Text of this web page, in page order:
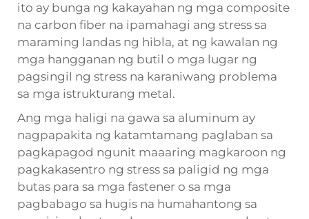
ito ay bunga ng kakayahan ng mga composite
na carbon fiber na ipamahagi ang stress sa
maraming landas ng hibla, at ng kawalan ng
mga hangganan ng butil o mga lugar ng
pagsingil ng stress na karaniwang problema
sa mga istrukturang metal.
Ang mga haligi na gawa sa aluminum ay
nagpapakita ng katamtamang paglaban sa
pagkapagod ngunit maaaring magkaroon ng
pagkakasentro ng stress sa paligid ng mga
butas para sa mga fastener o sa mga
pagbabago sa hugis na humahantong sa